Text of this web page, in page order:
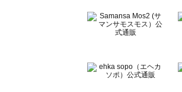
BETTY'S BLUE（べティーズブ
Wpc.（ワールドパーティー）の